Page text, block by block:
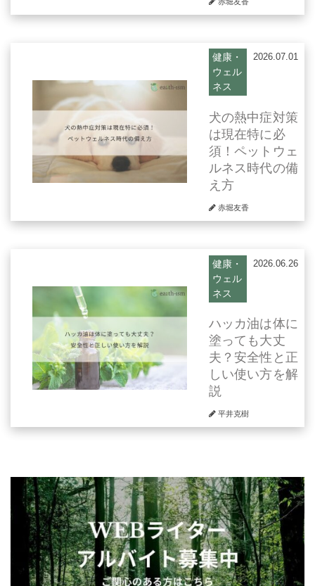
健康・
ウェル
ネス
2026.07.01
犬の熱中症対策
は現在特に必
須！ペットウェ
ルネス時代の備
え方
赤堀友香
健康・
ウェル
ネス
2026.06.26
ハッカ油は体に
塗っても大丈
夫？安全性と正
しい使い方を解
説
平井克樹